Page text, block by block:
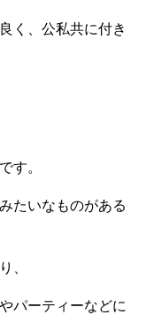
く、公私共に付き
す。
たいなものがある
、
パーティーなどに